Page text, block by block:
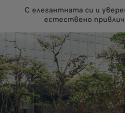
С елегантната си и
естествено